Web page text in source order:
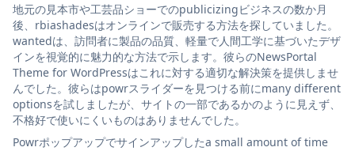
地元の見本市や工芸品ショーでのpublicizingビジネスの数か月
後、rbiashadesはオンラインで販売する方法を探していました。
wantedは、訪問者に製品の品質、軽量で人間工学に基づいたデザ
インを視覚的に魅力的な方法で示します。彼らのNewsPortal
Theme for WordPressはこれに対する適切な解決策を提供しませ
んでした。彼らはpowrスライダーを見つける前にmany different
optionsを試しましたが、サイトの一部であるかのように見えず、
不格好で使いにくいものはありませんでした。
Powrポップアップでサインアップしたa small amount of time